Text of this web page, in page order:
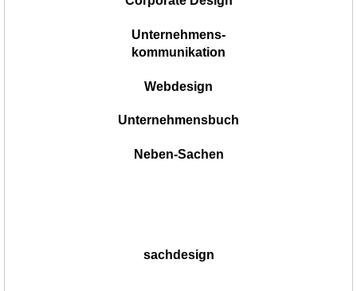
Unternehmens-
kommunikation
Webdesign
Unternehmensbuch
Neben-Sachen
sachdesign